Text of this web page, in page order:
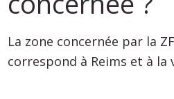
La zone concernée par la
correspond à Reims et à la